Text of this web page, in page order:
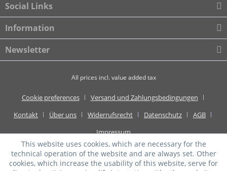
Social Links
Information
Newsletter
All prices incl. value added tax
Cookie preferences
Versand und Zahlungsbedingungen
Kontakt
Über uns Widerrufsrecht Datenschutz
AGB
Impressum
This website uses cookies, which are necessary for the
technical operation of the website and are always set. Other
cookies, which increase the usability of this website, serve for